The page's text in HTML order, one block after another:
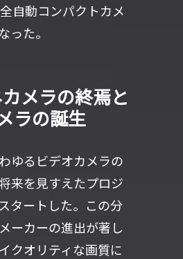
自動コンパクトカメ
った。
メラの終焉と
ラの誕生
ゆるビデオカメラの
来を見すえたプロジ
タートした。この分
ーカーの進出が著し
クオリティな画質に